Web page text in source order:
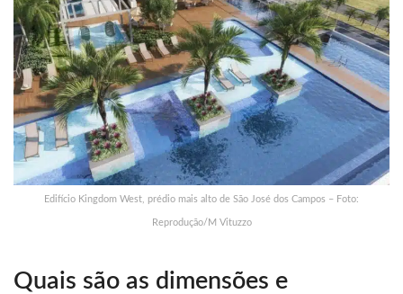
Edifício Kingdom West, prédio mais alto de São José dos Campos – Foto:
Reprodução/M Vituzzo
Quais são as dimensões e